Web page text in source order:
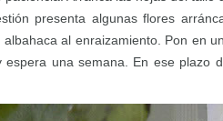
presenta algunas flores
al enraizamiento. Pon en
una semana. En ese plazo